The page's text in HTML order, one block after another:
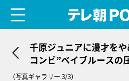
千原ジュニアに漫才を
コンビ”ベイブルースの
（写真ギャラリー 3/3）